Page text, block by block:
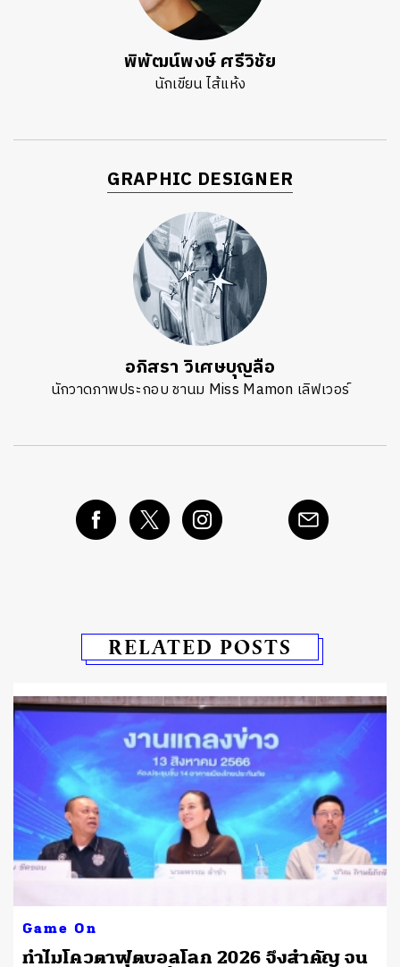
พิพัฒน์พงษ์ ศรีวิชัย
นักเขียน ไส้แห้ง
GRAPHIC DESIGNER
อภิสรา วิเศษบุญลือ
นักวาดภาพประกอบ ชานม Miss Mamon เลิฟเวอร์
RELATED POSTS
Game On
ทำไมโควตาฟุตบอลโลก 2026 จึงสำคัญ จน